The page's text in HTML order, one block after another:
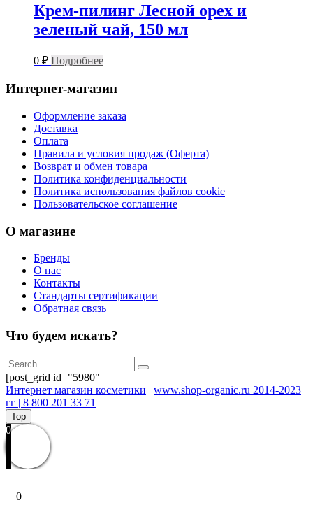
Крем-пилинг Лесной орех и
зеленый чай, 150 мл
0 ₽ Подробнее
Интернет-магазин
Оформление заказа
Доставка
Оплата
Правила и условия продаж (Оферта)
Возврат и обмен товара
Политика конфиденциальности
Политика использования файлов cookie
Пользовательское соглашение
О магазине
Бренды
О нас
Контакты
Стандарты сертификации
Обратная связь
Что будем искать?
[post_grid id="5980"
Интернет магазин косметики | www.shop-organic.ru 2014-2023
гг | 8 800 201 33 71
Top
0
0